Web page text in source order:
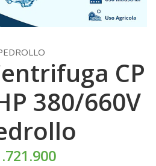
CP
380/660V